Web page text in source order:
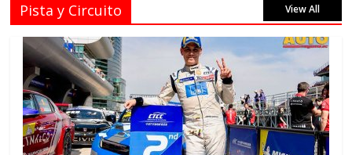
Pista y Circuito View All